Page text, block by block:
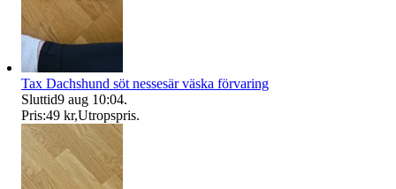
Tax Dachshund söt nessesär väska förvaring
Sluttid9 aug 10:04.
Pris:49 kr,Utropspris.